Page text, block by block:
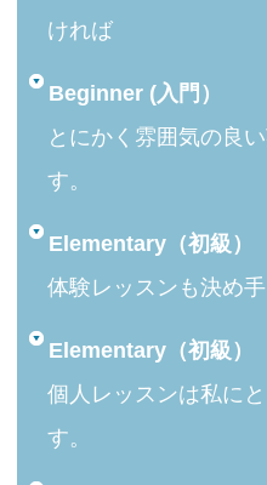
ければ
Beginner (入門）
とにかく雰囲気の良
す。
Elementary（初級）
体験レッスンも決め手
Elementary（初級）
個人レッスンは私に
す。